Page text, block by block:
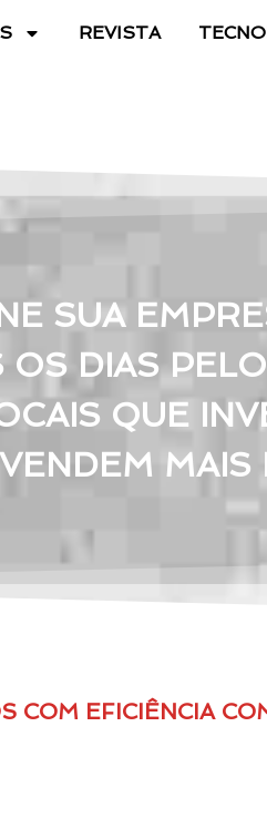
REVISTA
SUA
OS DIAS
QUE
COM EFICIÊNCIA